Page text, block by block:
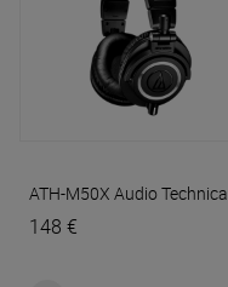
ATH-M50X Audio Technica
148 €